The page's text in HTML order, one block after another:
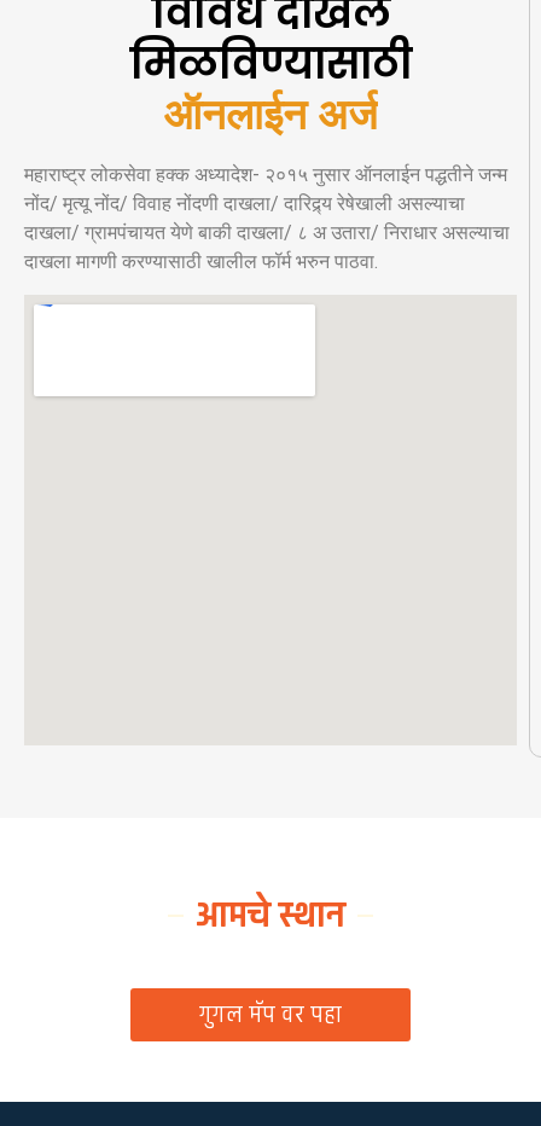
विविध दाखले
मिळविण्यासाठी
ऑनलाईन अर्ज
महाराष्ट्र लोकसेवा हक्क अध्यादेश- २०१५ नुसार ऑनलाईन पद्धतीने जन्म
नोंद/ मृत्यू नोंद/ विवाह नोंदणी दाखला/ दारिद्र्य रेषेखाली असल्याचा
दाखला/ ग्रामपंचायत येणे बाकी दाखला/ ८ अ उतारा/ निराधार असल्याचा
दाखला मागणी करण्यासाठी खालील फॉर्म भरुन पाठवा.
आमचे स्थान
गुगल मॅप वर पहा